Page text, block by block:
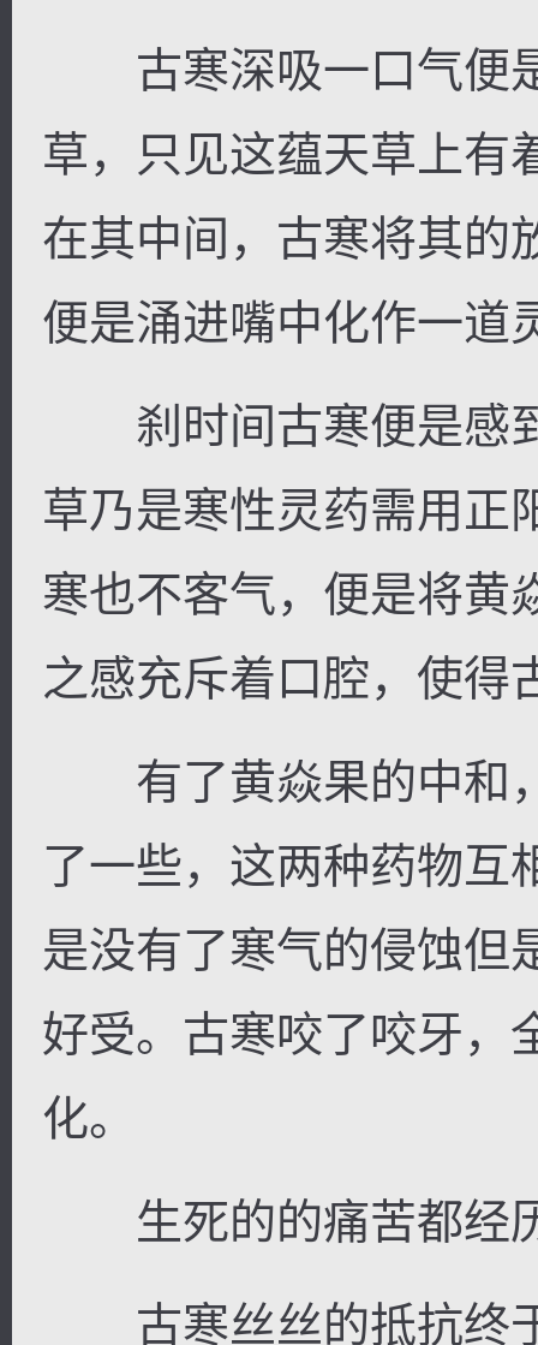
古寒深吸一口气便
草，只见这蕴天草上有
在其中间，古寒将其的
便是涌进嘴中化作一道
刹时间古寒便是感
草乃是寒性灵药需用正
寒也不客气，便是将黄
之感充斥着口腔，使得
有了黄焱果的中和
了一些，这两种药物互
是没有了寒气的侵蚀但
好受。古寒咬了咬牙，
化。
生死的的痛苦都经
古寒丝丝的抵抗终